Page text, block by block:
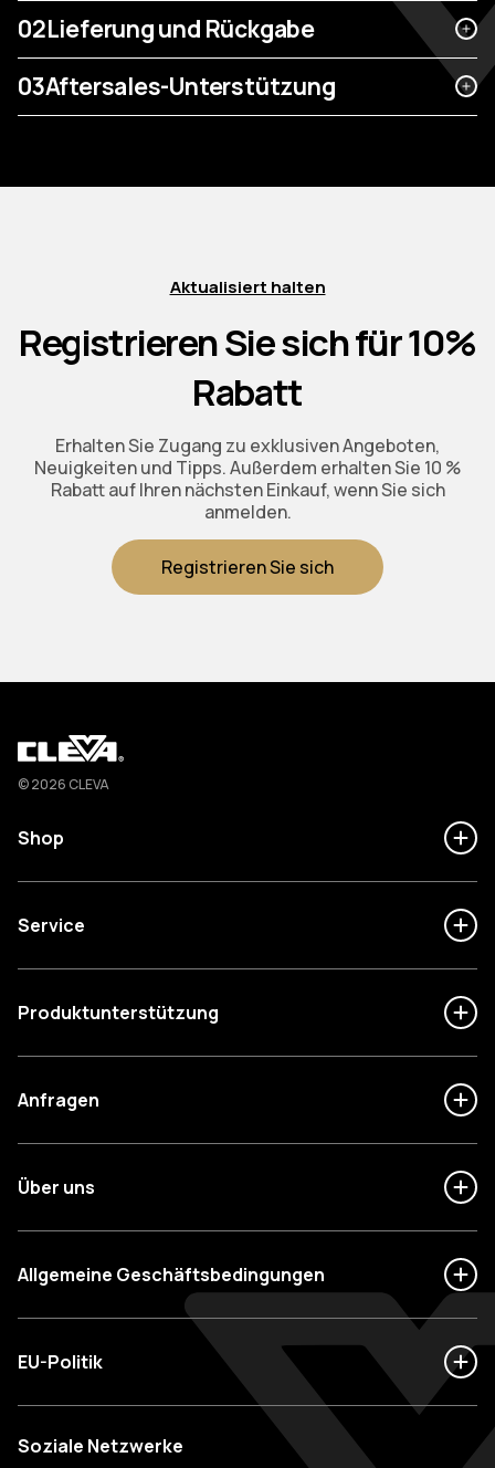
02Lieferung und Rückgabe
03Aftersales-Unterstützung
Aktualisiert halten
Registrieren Sie sich für 10%
Rabatt
Erhalten Sie Zugang zu exklusiven Angeboten,
Neuigkeiten und Tipps. Außerdem erhalten Sie 10 %
Rabatt auf Ihren nächsten Einkauf, wenn Sie sich
anmelden.
Registrieren Sie sich
Cleva
© 2026 CLEVA
Shop
Service
Produktunterstützung
Anfragen
Über uns
Allgemeine Geschäftsbedingungen
EU-Politik
Soziale Netzwerke